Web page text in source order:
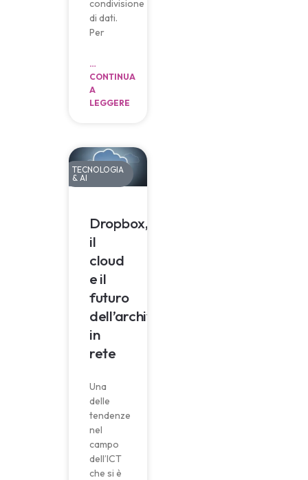
condivisione
di dati.
Per
…
CONTINUA
A
LEGGERE
TECNOLOGIA
& AI
Dropbox,
il
cloud
e il
futuro
dell’archiviazione
in
rete
Una
delle
tendenze
nel
campo
dell’ICT
che si è